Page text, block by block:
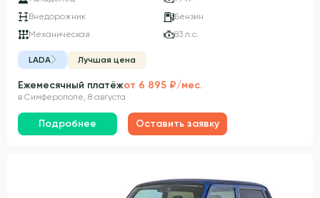
Внедорожник
Бензин
Механическая
83 л.с.
LADA Лучшая цена
Ежемесячный платёжот 6 895 ₽/мес.
в Симферополе, 8 августа
Подробнее Оставить заявку